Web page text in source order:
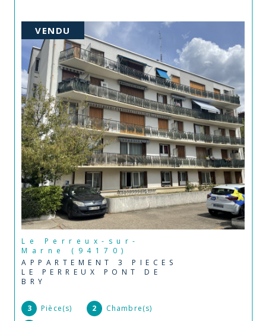
VENDU
Le Perreux-sur-
Marne (94170)
APPARTEMENT 3 PIECES
LE PERREUX PONT DE
BRY
3 Pièce(s) 2
Chambre(s)